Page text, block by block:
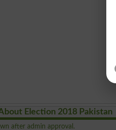
Election 2018 Pakistan
after admin approval.